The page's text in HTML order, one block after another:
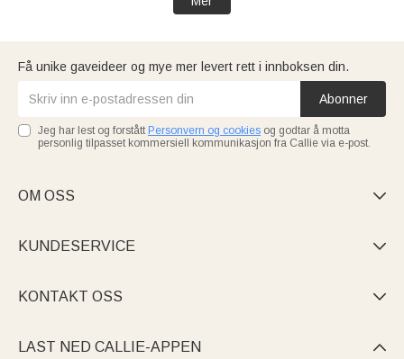
Få unike gaveideer og mye mer levert rett i innboksen din.
Abonner
Jeg har lest og forstått Personvern og cookies og godtar å motta
personlig tilpasset kommersiell kommunikasjon fra Callie via e-post.
OM OSS 
KUNDESERVICE 
KONTAKT OSS 
LAST NED CALLIE-APPEN 